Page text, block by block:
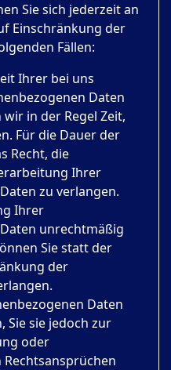
Sie sich jederzeit an
Einschränkung der
Fällen:
Ihrer bei uns
Daten
in der Regel Zeit,
Für die Dauer der
Recht, die
Ihrer
zu verlangen.
Ihrer
unrechtmäßig
Sie statt der
der
Daten
Sie sie jedoch zur
oder